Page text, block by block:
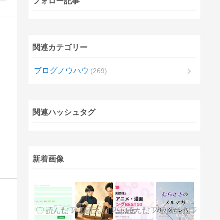
関連カテゴリー
ブログノウハウ 269
関連ハッシュタグ
新着画像